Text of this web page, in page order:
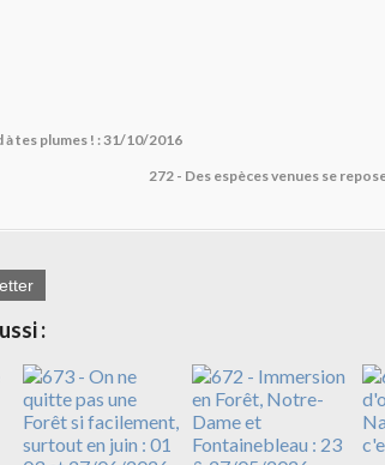
à tes plumes ! : 31/10/2016
272 - Des espèces venues se
: